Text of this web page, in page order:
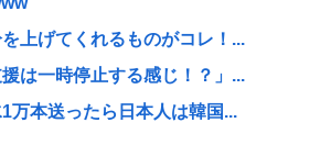
上げてくれるものがコレ！...
は一時停止する感じ！？」...
万本送ったら日本人は韓国...